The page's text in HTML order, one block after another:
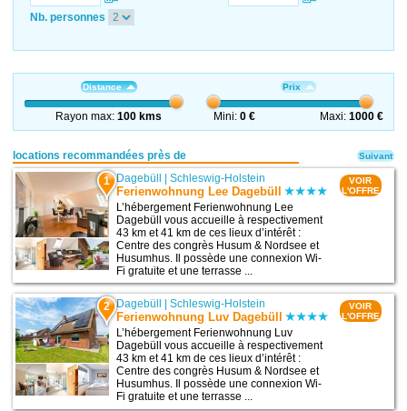
Nb. personnes
Distance
Rayon max:100 kms
Prix
Mini:0 € Maxi: 1000 €
locations recommandées près de
1 Dagebüll |Schleswig-Holstein
Ferienwohnung Lee Dagebüll
L’hébergement Ferienwohnung Lee
Dagebüll vous accueille à respectivement
43 km et 41 km de ces lieux d’intérêt :
Centre des congrès Husum & Nordsee et
Husumhus. Il possède une connexion Wi-
Fi gratuite et une terrasse ...
VOIR
L'OFFRE
2 Dagebüll |Schleswig-Holstein
Ferienwohnung Luv Dagebüll
L’hébergement Ferienwohnung Luv
Dagebüll vous accueille à respectivement
43 km et 41 km de ces lieux d’intérêt :
Centre des congrès Husum & Nordsee et
Husumhus. Il possède une connexion Wi-
Fi gratuite et une terrasse ...
VOIR
L'OFFRE
Suivant